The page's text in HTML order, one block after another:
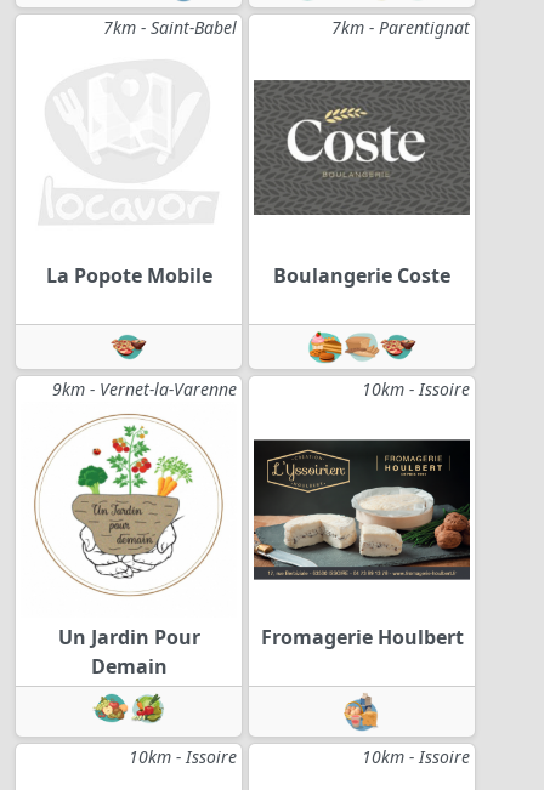
7km - Saint-Babel
La Popote Mobile
7km - Parentignat
Boulangerie Coste
9km - Vernet-la-Varenne
Un Jardin Pour
Demain
10km - Issoire
Fromagerie Houlbert
10km - Issoire 10km - Issoire